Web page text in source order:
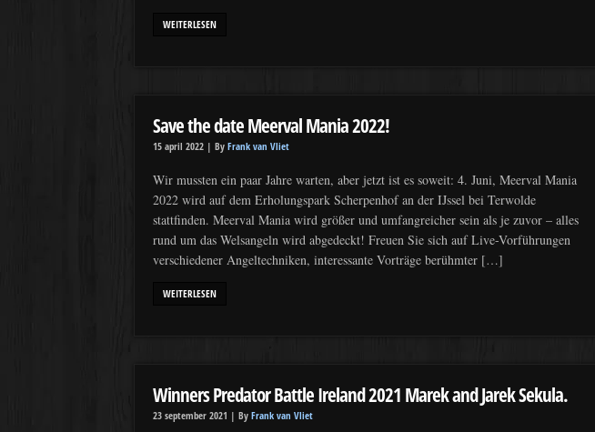
WEITERLESEN
Save the date Meerval Mania 2022!
15 april 2022 | By Frank van Vliet
Wir mussten ein paar Jahre warten, aber jetzt ist es soweit: 4. Juni, Meerval Mania
2022 wird auf dem Erholungspark Scherpenhof an der IJssel bei Terwolde
stattfinden. Meerval Mania wird größer und umfangreicher sein als je zuvor – alles
rund um das Welsangeln wird abgedeckt! Freuen Sie sich auf Live-Vorführungen
verschiedener Angeltechniken, interessante Vorträge berühmter […]
WEITERLESEN
Winners Predator Battle Ireland 2021 Marek and Jarek Sekula.
23 september 2021 | By Frank van Vliet